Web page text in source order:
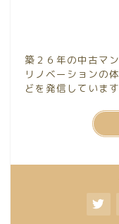
築２６年の中古マ
リノベーションの
どを発信していま